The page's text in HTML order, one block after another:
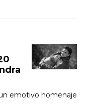
emotivo homenaje